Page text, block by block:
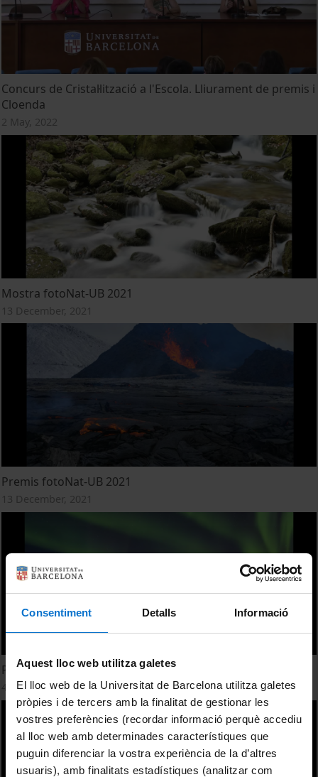
Consentiment Detalls Informació
Aquest lloc web utilitza galetes
El lloc web de la Universitat de Barcelona utilitza galetes
pròpies i de tercers amb la finalitat de gestionar les
vostres preferències (recordar informació perquè accediu
al lloc web amb determinades característiques que
puguin diferenciar la vostra experiència de la d’altres
usuaris), amb finalitats estadístiques (analitzar com
Concurs de Cristal·lització a l'Escola. Lliurament de premis i
Cloenda
2 May, 2022
Mostra fotoNat-UB 2021
13 December, 2021
Premis fotoNat-UB 2021
13 December, 2021
Premis fotoNat-UB 2020
4 December, 2020